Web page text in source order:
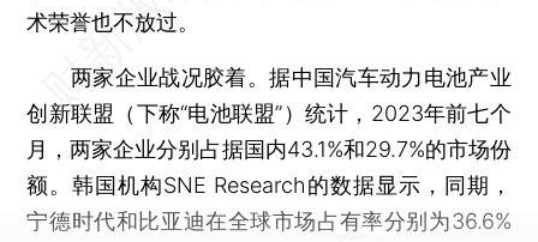
术荣誉也不放过。
两家企业战况胶着。据中国汽车动力电池产业
创新联盟（下称“电池联盟”）统计，2023年前七个
月，两家企业分别占据国内43.1%和29.7%的市场份
额。韩国机构SNE Research的数据显示，同期，
宁德时代和比亚迪在全球市场占有率分别为36.6%